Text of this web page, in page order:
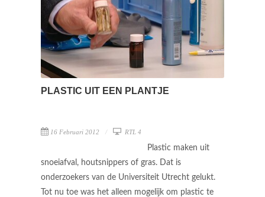
PLASTIC UIT EEN PLANTJE
16 Februari 2012 RTL 4
Plastic maken uit
snoeiafval, houtsnippers of gras. Dat is
onderzoekers van de Universiteit Utrecht gelukt.
Tot nu toe was het alleen mogelijk om plastic te